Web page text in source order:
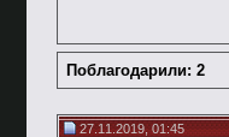
Поблагодарили: 2
27.11.2019, 01:45